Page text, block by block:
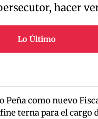
hacer
Lo Último
Peña como nuevo
terna para el cargo